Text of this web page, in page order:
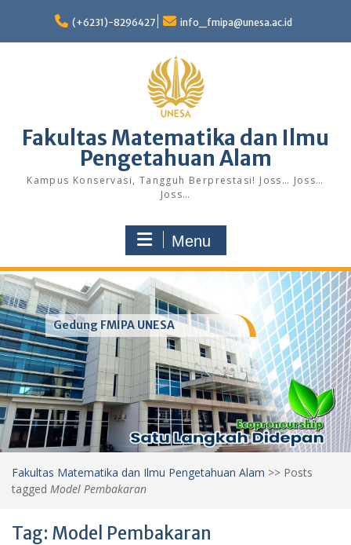
content
(+6231)-8296427 info_fmipa@unesa.ac.id
Fakultas Matematika dan Ilmu
Pengetahuan Alam
Kampus Konservasi, Tangguh Berprestasi! Joss… Joss…
Joss…
Menu
Gedung FMIPA UNESA
Fakultas Matematika dan Ilmu Pengetahuan Alam >> Posts
tagged Model Pembakaran
Tag: Model Pembakaran